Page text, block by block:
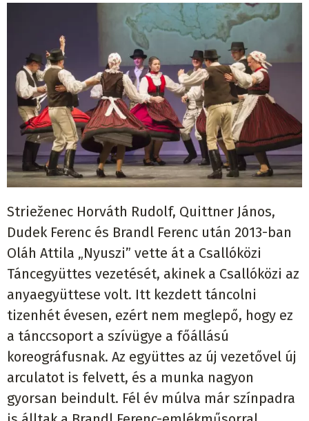
Strieženec Horváth Rudolf, Quittner János,
Dudek Ferenc és Brandl Ferenc után 2013-ban
Oláh Attila „Nyuszi” vette át a Csallóközi
Táncegyüttes vezetését, akinek a Csallóközi az
anyaegyüttese volt. Itt kezdett táncolni
tizenhét évesen, ezért nem meglepő, hogy ez
a tánccsoport a szívügye a főállású
koreográfusnak. Az együttes az új vezetővel új
arculatot is felvett, és a munka nagyon
gyorsan beindult. Fél év múlva már színpadra